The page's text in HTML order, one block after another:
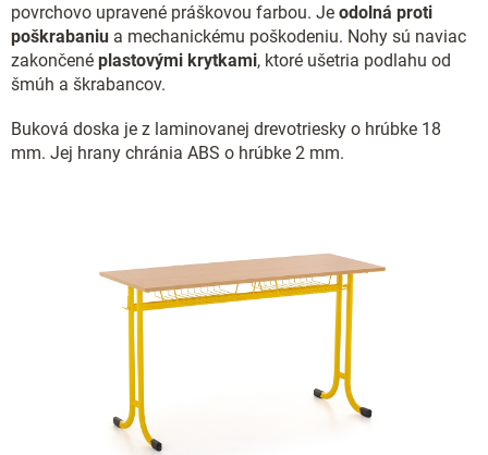
povrchovo upravené práškovou farbou. Je odolná proti
poškrabaniu a mechanickému poškodeniu. Nohy sú naviac
zakončené plastovými krytkami, ktoré ušetria podlahu od
šmúh a škrabancov.
Buková doska je z laminovanej drevotriesky o hrúbke 18
mm. Jej hrany chránia ABS o hrúbke 2 mm.